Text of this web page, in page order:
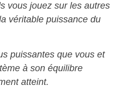
vous jouez sur les autres
véritable puissance du
puissantes que vous et
à son équilibre
atteint.